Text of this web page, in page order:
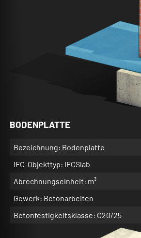
BODENPLATTE
Bezeichnung: Bodenplatte
IFC-Objekttyp: IFCSlab
Abrechnungseinheit: m³
Gewerk: Betonarbeiten
Betonfestigkeitsklasse: C20/25